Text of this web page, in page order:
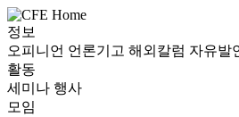
정보
오피니언 언론기고 해외칼럼 자유발
활동
세미나 행사
모임